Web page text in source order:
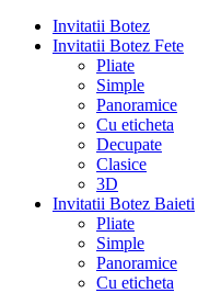
Invitatii Botez
Invitatii Botez Fete
Pliate
Simple
Panoramice
Cu eticheta
Decupate
Clasice
3D
Invitatii Botez Baieti
Pliate
Simple
Panoramice
Cu eticheta